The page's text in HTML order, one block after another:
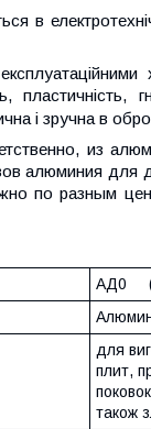
в
пластичність,
і зручна в
из
алюминия
по разным
АД0 (
для
плит,
також